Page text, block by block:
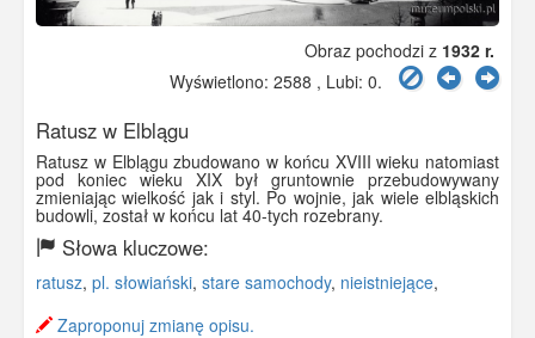
Obraz pochodzi z 1932 r.
Wyświetlono: 2588 , Lubi: 0.
Ratusz w Elblągu
Ratusz w Elblągu zbudowano w końcu XVIII wieku natomiast
pod koniec wieku XIX był gruntownie przebudowywany
zmieniając wielkość jak i styl. Po wojnie, jak wiele elbląskich
budowli, został w końcu lat 40-tych rozebrany.
Słowa kluczowe:
ratusz, pl. słowiański, stare samochody, nieistniejące,
Zaproponuj zmianę opisu.